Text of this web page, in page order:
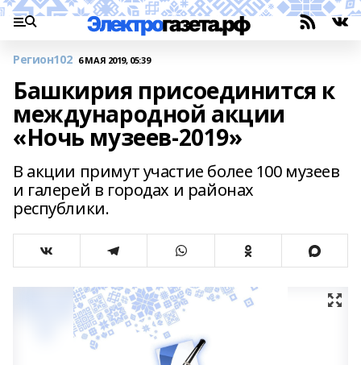
Регион102 6 МАЯ 2019, 05:39
Башкирия присоединится к
международной акции
«Ночь музеев-2019»
В акции примут участие более 100 музеев
и галерей в городах и районах
республики.